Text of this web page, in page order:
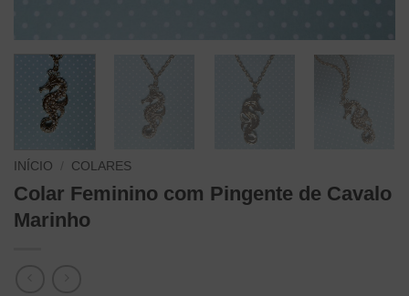
INÍCIO COLARES
Colar Feminino com Pingente de Cavalo
Marinho